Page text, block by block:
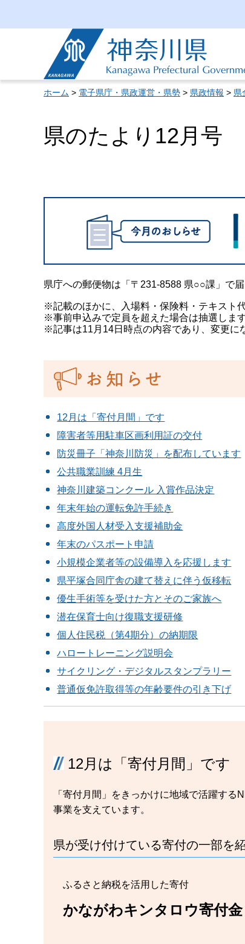
神奈川県
ホーム > 電子県庁・県政運営・県勢 > 県政情報 > 県
県のたより12月号
県庁への郵便物は「〒231-8588 県○○課」で
※記載のほかに、入場料・保険料・テキスト
※事前申込みで定員を超えた場合は抽選しま
※記事は11月14日時点の内容であり、変更に
12月は「寄付月間」です
障害者等用駐車区画利用証の交付
防災冊子「神奈川防災」を配布しています
公共職業訓練 4月生
神奈川建築コンクール 入賞作品決定
年末年始の運転免許手続き
高度外国人材受入支援補助金
年末のパスポート申請
小規模企業者等の設備導入を応援します
県平塚合同庁舎の建て替えに伴う仮移転
優生手術等を受けた方とそのご家族へ
潜在保育士向け復職支援研修
個人住民税（第4期分）の納期限
ハロートレーニング説明会
サイクリング・デジタルスタンプラリー
普通仮免許取得等の年齢要件の引き下げ
12月は「寄付月間」です
「寄付月間」をきっかけに地域で活躍す
事業を支えています。
県が受け付けている寄付の一部を
ふるさと納税を活用した寄付
かながわキンタロウ寄付金